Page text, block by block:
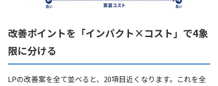
改善ポイントを「インパクト×コスト」で4象
限に分ける
LPの改善案を全て並べると、20項目近くなります。これを全